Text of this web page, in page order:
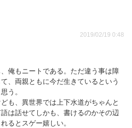
2019/02/19 0:48
俺もニートである。ただ違う事は障
、両親ともに今だ生きているという
う。
も、異世界では上下水道がちゃんと
は話せてしかも、書けるのかその辺
るとスゲー嬉しい。